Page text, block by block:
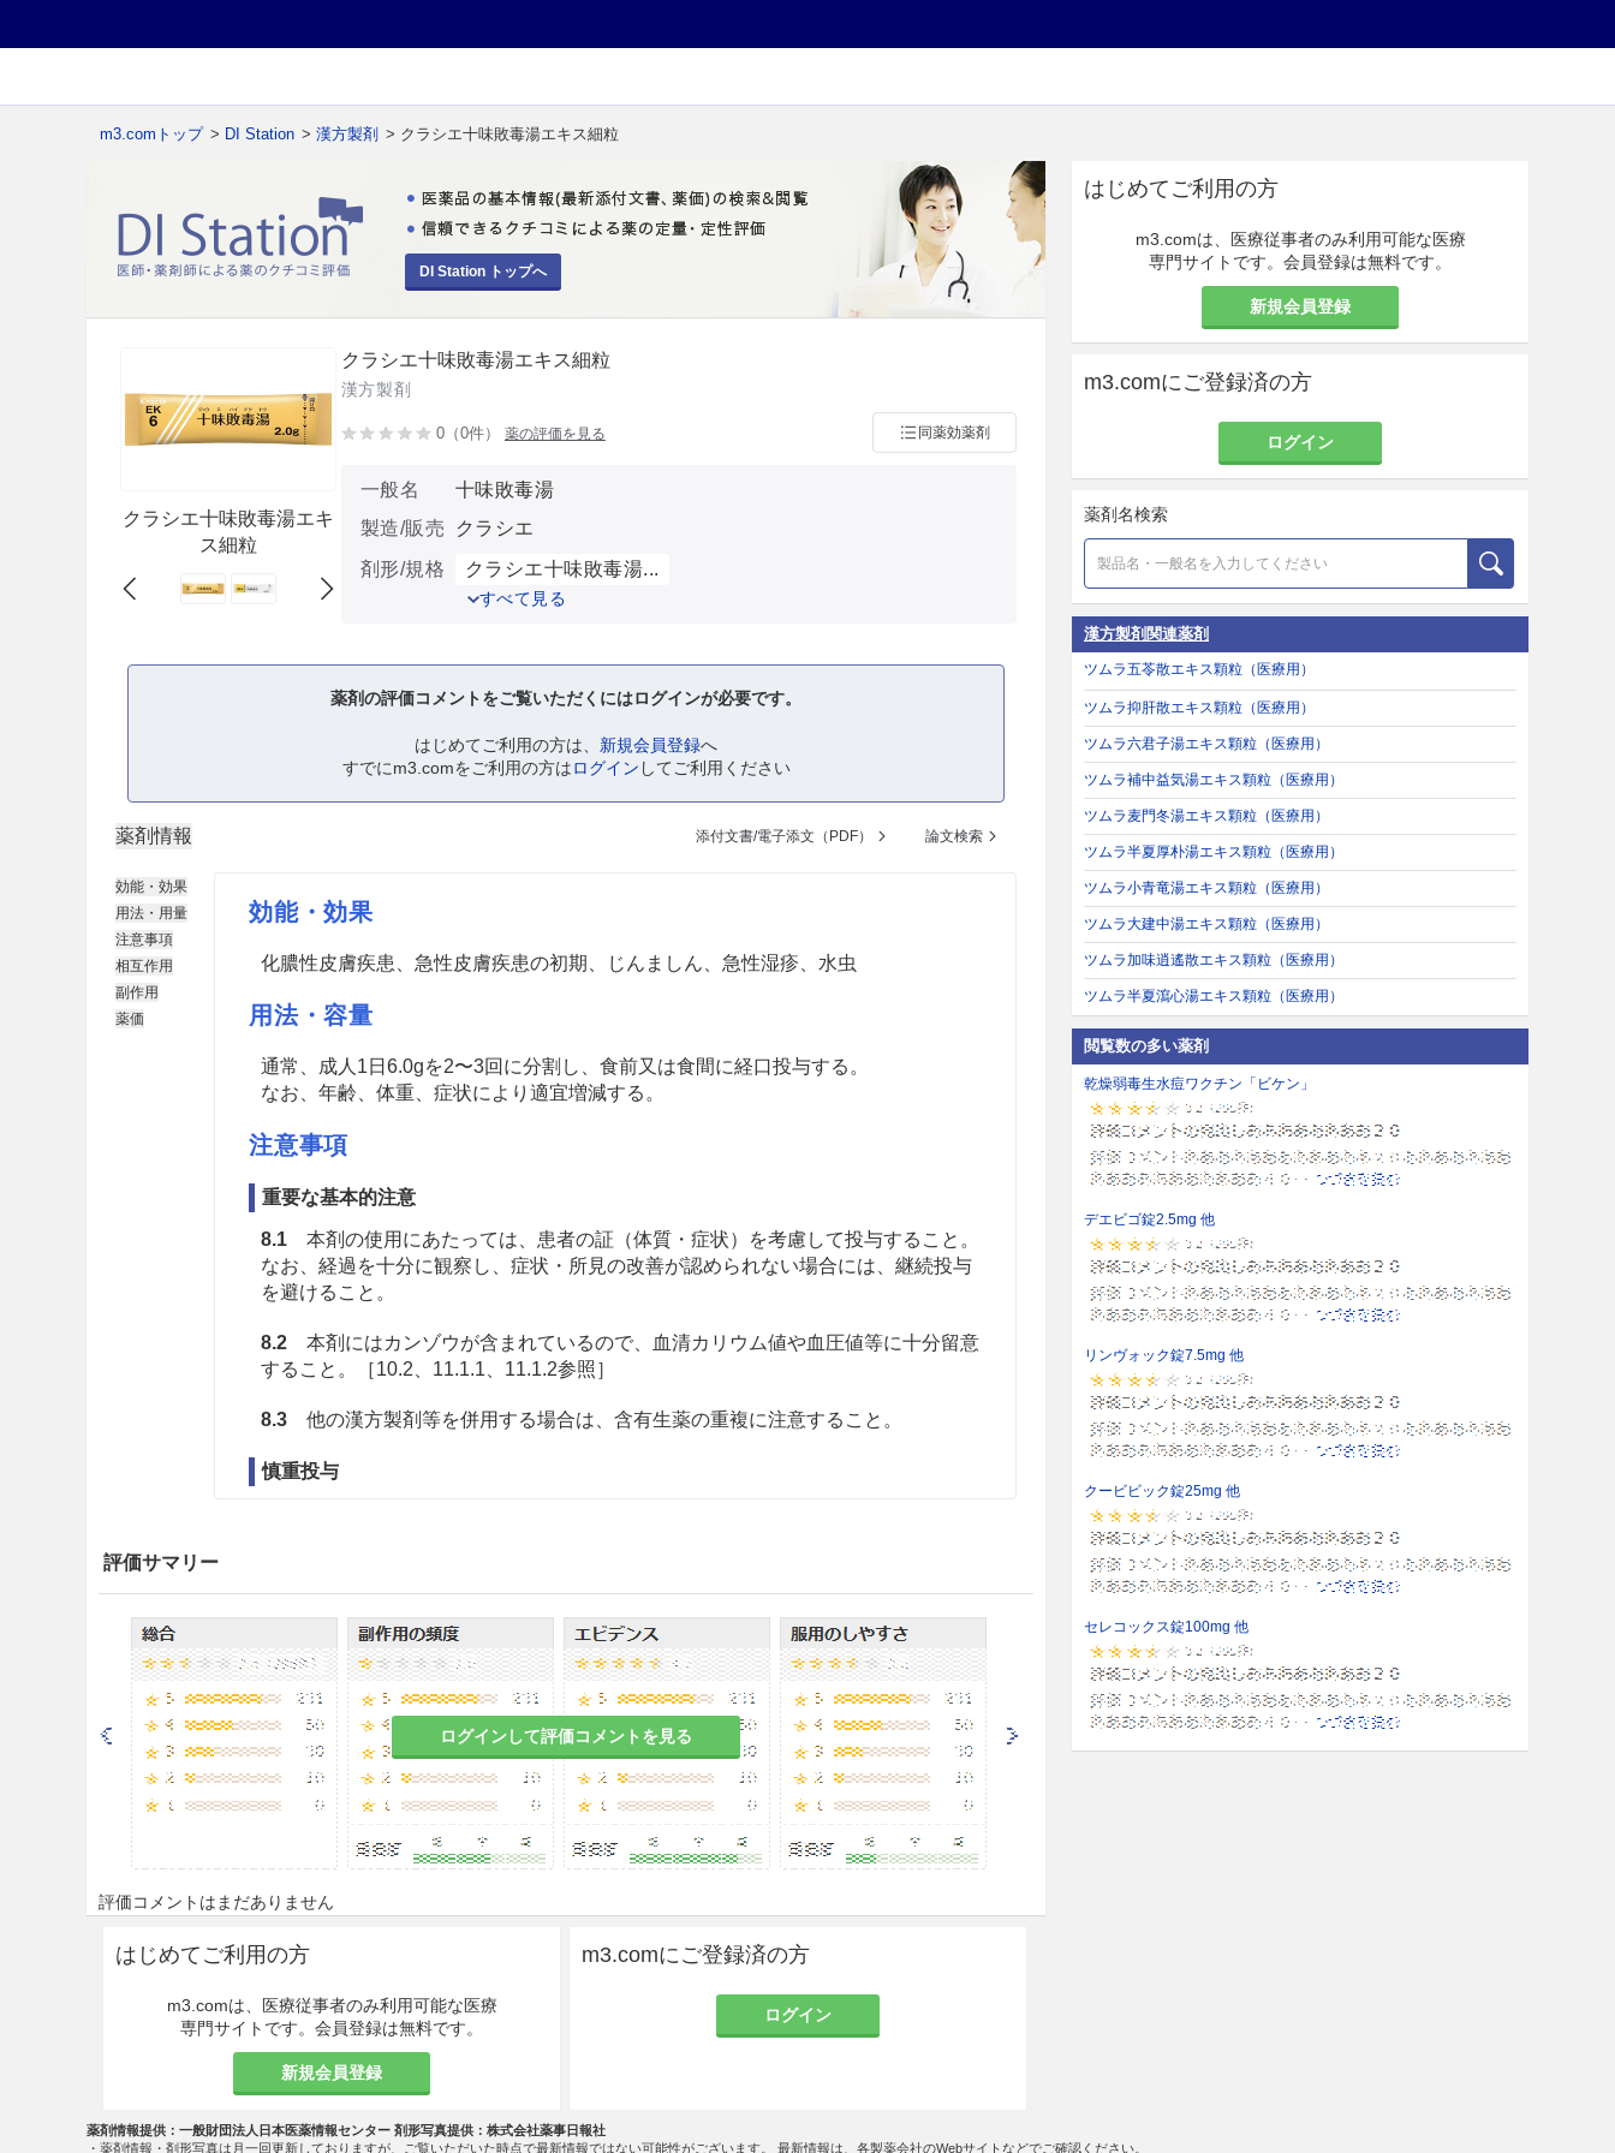
m3.comトップ > DI Station > 漢方製剤 > クラシエ十味敗毒湯エキス細粒
DI Station トップへ
クラシエ十味敗毒湯エキ
ス細粒
クラシエ十味敗毒湯エキス細粒
漢方製剤
0（0件） 薬の評価を見る 同薬効薬剤
一般名
十味敗毒湯
製造/販売
クラシエ
剤形/規格
クラシエ十味敗毒湯...
すべて見る
薬剤の評価コメントをご覧いただくにはログインが必要です。
はじめてご利用の方は、 新規会員登録へ
すでにm3.comをご利用の方はログイン してご利用ください
薬剤情報 添付文書/電子添文（PDF） 論文検索
効能・効果
用法・用量
注意事項
相互作用
副作用
薬価
効能・効果
化膿性皮膚疾患、急性皮膚疾患の初期、じんましん、急性湿疹、水虫
用法・容量
通常、成人1日6.0gを2〜3回に分割し、食前又は食間に経口投与する。
なお、年齢、体重、症状により適宜増減する。
注意事項
重要な基本的注意
8.1本剤の使用にあたっては、患者の証（体質・症状）を考慮して投与すること。
なお、経過を十分に観察し、症状・所見の改善が認められない場合には、継続投与
を避けること。
8.2本剤にはカンゾウが含まれているので、血清カリウム値や血圧値等に十分留意
すること。［10.2、11.1.1、11.1.2参照］
8.3他の漢方製剤等を併用する場合は、含有生薬の重複に注意すること。
慎重投与
皮膚症状が悪化するおそれがある。
9.1.2 著しく胃腸の虚弱な患者
食欲不振、胃部不快感、悪心、下痢等があらわれるおそれがある。
9.1.3 食欲不振、悪心、嘔吐のある患者
これらの症状が悪化するおそれがある。
9.5 妊婦
妊婦又は妊娠している可能性のある女性には、治療上の有益性が危険性を上回る
と判断される場合にのみ投与すること。
9.6 授乳婦
治療上の有益性及び母乳栄養の有益性を考慮し、授乳の継続又は中止を検討する
こと。
9.7 小児等
評価サマリー
ログインして評価コメントを見る
評価コメントはまだありません
はじめてご利用の方
m3.comは、医療従事者のみ利用可能な医療
専門サイトです。会員登録は無料です。
新規会員登録
m3.comにご登録済の方
ログイン
はじめてご利用の方
m3.comは、医療従事者のみ利用可能な医療
専門サイトです。会員登録は無料です。
新規会員登録
m3.comにご登録済の方
ログイン
薬剤名検索
漢方製剤関連薬剤
ツムラ五苓散エキス顆粒（医療用）
ツムラ抑肝散エキス顆粒（医療用）
ツムラ六君子湯エキス顆粒（医療用）
ツムラ補中益気湯エキス顆粒（医療用）
ツムラ麦門冬湯エキス顆粒（医療用）
ツムラ半夏厚朴湯エキス顆粒（医療用）
ツムラ小青竜湯エキス顆粒（医療用）
ツムラ大建中湯エキス顆粒（医療用）
ツムラ加味逍遙散エキス顆粒（医療用）
ツムラ半夏瀉心湯エキス顆粒（医療用）
閲覧数の多い薬剤
乾燥弱毒生水痘ワクチン「ビケン」
デエビゴ錠2.5mg 他
リンヴォック錠7.5mg 他
クービビック錠25mg 他
セレコックス錠100mg 他
薬剤情報提供：一般財団法人日本医薬情報センター 剤形写真提供：株式会社薬事日報社
・薬剤情報・剤形写真は月一回更新しておりますが、ご覧いただいた時点で最新情報ではない可能性がございます。 最新情報は、各製薬会社のWebサイトなどでご確認ください。